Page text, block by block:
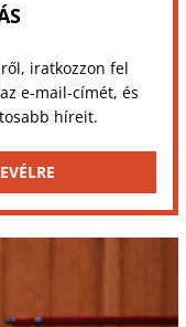
iratkozzon fel
e-mail-címét, és
híreit.